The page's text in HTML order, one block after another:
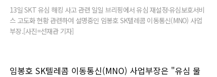
13일 SKT 유심 해킹 사고 관련 일일 브리핑에서 유심 재설정·유심보호서비
스 고도화 현황 관련하여 설명중인 임봉호 SK텔레콤 이동통신(MNO) 사업
부장.[사진=선재관 기자]
임봉호 SK텔레콤 이동통신(MNO) 사업부장은 "유심 물